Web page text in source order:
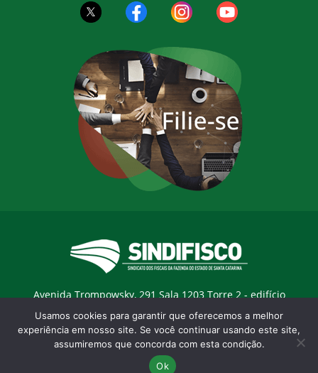
Avenida Trompowsky, 291 Sala 1203 Torre 2 - edifício
Trompowsky Corporate - Centro - Florianopólis / SC - CEP:
88015-300 |E-mail:sindifisco@sindifisco.org.br
Desenvolvido pelaagência Marketing Objetivo
Usamos cookies para garantir que oferecemos a melhor
experiência em nosso site. Se você continuar usando este site,
assumiremos que concorda com esta condição.
Ok